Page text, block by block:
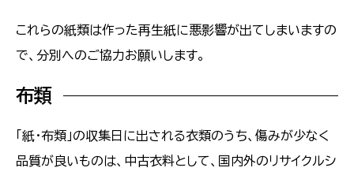
これらの紙類は作った再生紙に悪影響が出てしまいますの
で、分別へのご協力お願いします。
布類
「紙・布類」の収集日に出される衣類のうち、傷みが少なく
品質が良いものは、中古衣料として、国内外のリサイクルシ